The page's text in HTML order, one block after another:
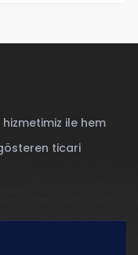
hizmetimiz ile hem
ticari